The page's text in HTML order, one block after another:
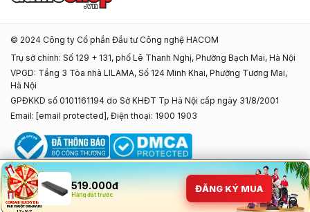
519.000đ
Hàng đặt trước
ĐĂNG KÝ MUA
© 2024 Công ty Cổ phần Đầu tư Công nghệ HACOM
Trụ sở chính: Số 129 + 131, phố Lê Thanh Nghị, Phường Bạch Mai, Hà Nội
VPGD: Tầng 3 Tòa nhà LILAMA, Số 124 Minh Khai, Phường Tương Mai,
Hà Nội
GPĐKKD số 0101161194 do Sở KHĐT Tp Hà Nội cấp ngày 31/8/2001
Email: [email protected] , Điện thoại: 1900 1903